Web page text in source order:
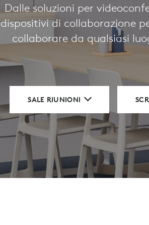
Dalle soluzioni per
dispositivi di collaborazione
collaborare da qualsiasi
SALE RIUNIONI